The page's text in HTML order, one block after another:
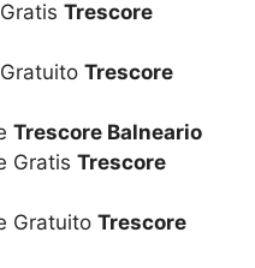
Trescore
Trescore
Trescore Balneario
Gratis Trescore
Gratuito Trescore